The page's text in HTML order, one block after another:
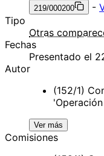
219/000200 -
Tipo
Otras
Fechas
Presentado el
Autor
(152/1)
Ver más
Comisiones